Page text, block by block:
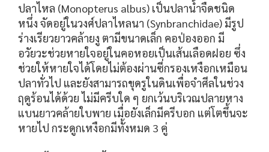
ปลาไหล (Monopterus albus) เป็นปลาน้ำจืดชนิด
หนึ่ง จัดอยู่ในวงศ์ปลาไหลนา (Synbranchidae) มีรูป
ร่างเรียวยาวคล้ายงู ตามีขนาดเล็ก คอป่องออก มี
อวัยวะช่วยหายใจอยู่ในคอหอยเป็นเส้นเลือดฝอย ซึ่ง
ช่วยให้หายใจได้โดยไม่ต้องผ่านซี่กรองเหงือกเหมือน
ปลาทั่วไป และยังสามารถขุดรูในดินเพื่อจำศีลในช่วง
ฤดูร้อนได้ด้วย ไม่มีครีบใด ๆ ยกเว้นบริเวณปลายหาง
แบนยาวคล้ายใบพาย เมื่อยังเล็กมีครีบอก แต่โตขึ้นจะ
หายไป กระดูกเหงือกมีทั้งหมด 3 คู่